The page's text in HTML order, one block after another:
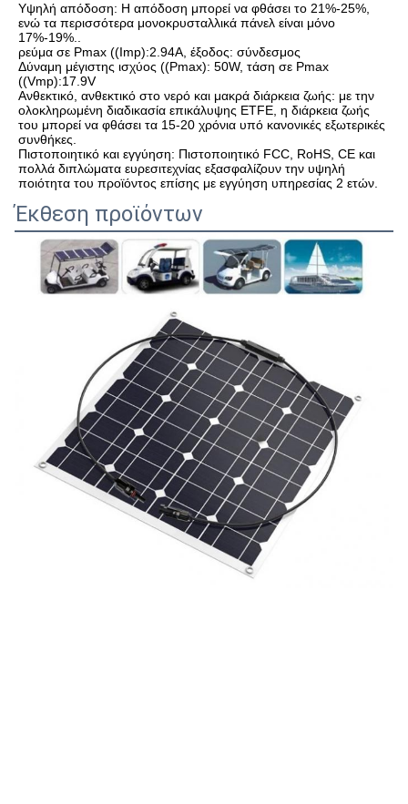
Υψηλή απόδοση: Η απόδοση μπορεί να φθάσει το 21%-25%,
ενώ τα περισσότερα μονοκρυσταλλικά πάνελ είναι μόνο
17%-19%..
ρεύμα σε Pmax ((Imp):2.94A, έξοδος: σύνδεσμος
Δύναμη μέγιστης ισχύος ((Pmax): 50W, τάση σε Pmax
((Vmp):17.9V
Ανθεκτικό, ανθεκτικό στο νερό και μακρά διάρκεια ζωής: με την
ολοκληρωμένη διαδικασία επικάλυψης ETFE, η διάρκεια ζωής
του μπορεί να φθάσει τα 15-20 χρόνια υπό κανονικές εξωτερικές
συνθήκες.
Πιστοποιητικό και εγγύηση: Πιστοποιητικό FCC, RoHS, CE και
πολλά διπλώματα ευρεσιτεχνίας εξασφαλίζουν την υψηλή
ποιότητα του προϊόντος επίσης με εγγύηση υπηρεσίας 2 ετών.
Έκθεση προϊόντων